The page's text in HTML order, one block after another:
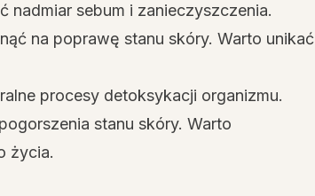
nadmiar sebum i zanieczyszczenia.
na poprawę stanu skóry. Warto unikać
procesy detoksykacji organizmu.
stanu skóry. Warto
życia.